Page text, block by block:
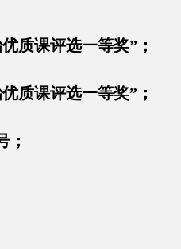
质课评选一等奖”；
质课评选一等奖”；
；